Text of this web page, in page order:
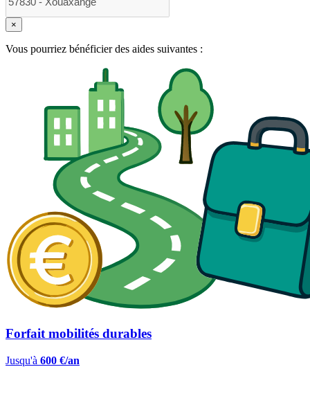
×
Vous pourriez bénéficier des aides suivantes :
Forfait mobilités durables
Jusqu'à 600 €/an